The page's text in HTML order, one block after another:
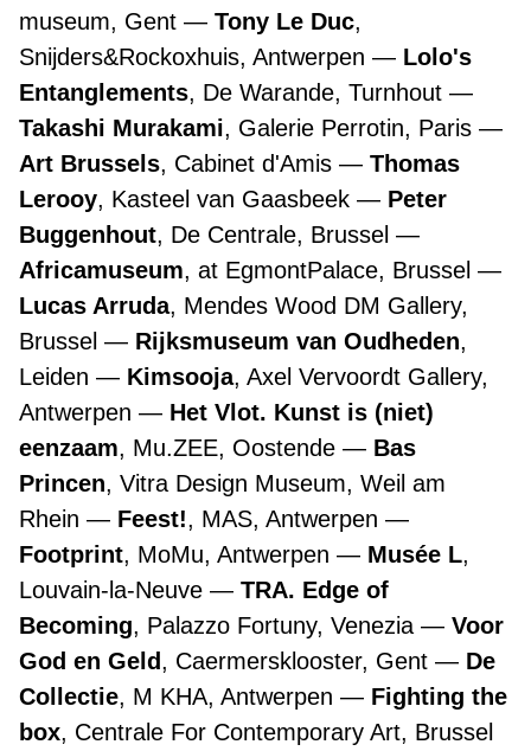
museum, Gent
Tony Le Duc,
Snijders&Rockoxhuis, Antwerpen
Lolo's
Entanglements, De Warande, Turnhout
Takashi Murakami, Galerie Perrotin, Paris
Art Brussels, Cabinet d'Amis
Thomas
Lerooy, Kasteel van Gaasbeek
Peter
Buggenhout, De Centrale, Brussel
Africamuseum, at EgmontPalace, Brussel
Lucas Arruda, Mendes Wood DM Gallery,
Brussel
Rijksmuseum van Oudheden,
Leiden
Kimsooja, Axel Vervoordt Gallery,
Antwerpen
Het Vlot. Kunst is (niet)
eenzaam, Mu.ZEE, Oostende
Bas
Princen, Vitra Design Museum, Weil am
Rhein
Feest!, MAS, Antwerpen
Footprint, MoMu, Antwerpen Musée L,
Louvain-la-Neuve
TRA. Edge of
Becoming, Palazzo Fortuny, Venezia
Voor
God en Geld, Caermersklooster, Gent
De
Collectie, M KHA, Antwerpen
Fighting the
box, Centrale For Contemporary Art, Brussel